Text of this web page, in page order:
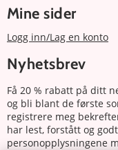
Mine sider
Logg inn/Lag en konto
Nyhetsbrev
Få 20 % rabatt på ditt
og bli blant de første
registrere meg
har lest, forstått og
personopplysningene